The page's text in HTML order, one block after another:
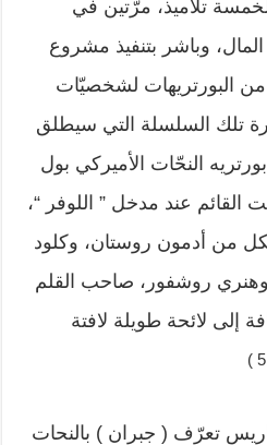
تلاميذ، مرّتين في
وباشر بتنفيذ مشروع
البورتريهات لشخصيّات
تلك السلسلة التي سيطلق
النحّات الأميركي بول
القائم عند مدخل ” اللوفر “،
من أدمون روستان، وكلود
روشفور، صاحب القلم
إلى لائحة طويلة لافتة
تعرّف ( جبران ) بالنحات